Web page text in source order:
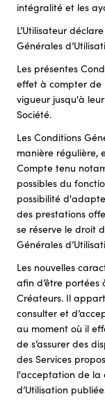
intégralité et les
L’Utilisateur
Générales
Les présentes
effet à compter de
vigueur jusqu'à
Société.
Les Conditions
manière régulière,
Compte tenu
possibles du
possibilité
des prestations
se réserve le droit
Générales
Les nouvelles
afin d’être portées
Créateurs. Il
consulter et
au moment où il
de s’assurer des
des Services
l'acceptation de la
d’Utilisation